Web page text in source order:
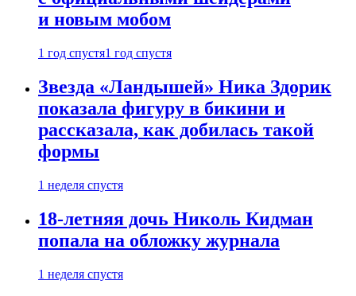
и новым мобом
1 год спустя1 год спустя
Звезда «Ландышей» Ника Здорик
показала фигуру в бикини и
рассказала, как добилась такой
формы
1 неделя спустя
18-летняя дочь Николь Кидман
попала на обложку журнала
1 неделя спустя